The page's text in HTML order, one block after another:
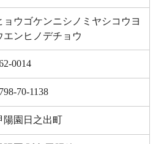
ョウゴケンニシノミヤシコウヨ
エンヒノデチョウ
0014
70-1138
陽園日之出町